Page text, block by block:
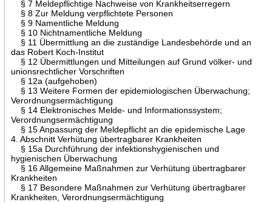
§ 7 Meldepflichtige Nachweise von Krankheitserregern
§ 8 Zur Meldung verpflichtete Personen
§ 9 Namentliche Meldung
§ 10 Nichtnamentliche Meldung
§ 11 Übermittlung an die zuständige Landesbehörde und an
das Robert Koch-Institut
§ 12 Übermittlungen und Mitteilungen auf Grund völker- und
unionsrechtlicher Vorschriften
§ 12a (aufgehoben)
§ 13 Weitere Formen der epidemiologischen Überwachung;
Verordnungsermächtigung
§ 14 Elektronisches Melde- und Informationssystem;
Verordnungsermächtigung
§ 15 Anpassung der Meldepflicht an die epidemische Lage
4. Abschnitt Verhütung übertragbarer Krankheiten
§ 15a Durchführung der infektionshygienischen und
hygienischen Überwachung
§ 16 Allgemeine Maßnahmen zur Verhütung übertragbarer
Krankheiten
§ 17 Besondere Maßnahmen zur Verhütung übertragbarer
Krankheiten, Verordnungsermächtigung